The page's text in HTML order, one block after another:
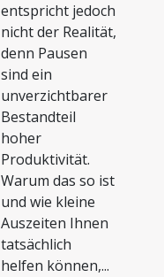
entspricht jedoch
nicht der Realität,
denn Pausen
sind ein
unverzichtbarer
Bestandteil
hoher
Produktivität.
Warum das so ist
und wie kleine
Auszeiten Ihnen
tatsächlich
helfen können,...